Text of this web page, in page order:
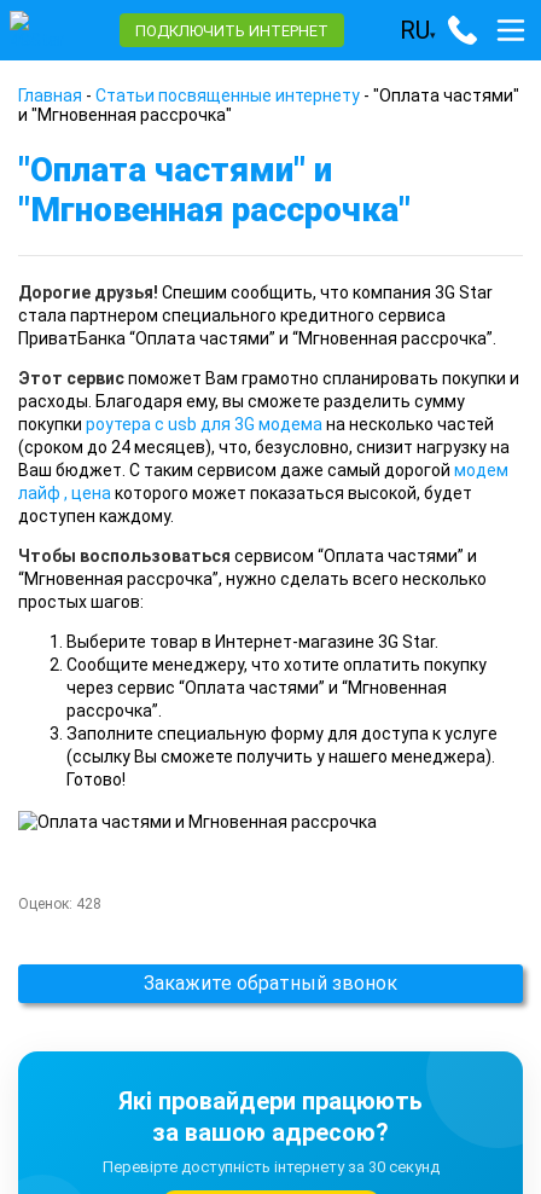
ПОДКЛЮЧИТЬ ИНТЕРНЕТ RU▾
Главная - Статьи посвященные интернету - "Оплата частями"
и "Мгновенная рассрочка"
"Оплата частями" и
"Мгновенная рассрочка"
Дорогие друзья! Спешим сообщить, что компания 3G Star
стала партнером специального кредитного сервиса
ПриватБанка “Оплата частями” и “Мгновенная рассрочка”.
Этот сервиспоможет Вам грамотно спланировать покупки и
расходы. Благодаря ему, вы сможете разделить сумму
покупки роутера с usb для 3G модема на несколько частей
(сроком до 24 месяцев), что, безусловно, снизит нагрузку на
Ваш бюджет. С таким сервисом даже самый дорогой модем
лайф , цена которого может показаться высокой, будет
доступен каждому.
Чтобы воспользоваться сервисом “Оплата частями” и
“Мгновенная рассрочка”, нужно сделать всего несколько
простых шагов:
Выберите товар в Интернет-магазине 3G Star.
Сообщите менеджеру, что хотите оплатить покупку
через сервис “Оплата частями” и “Мгновенная
рассрочка”.
Заполните специальную форму для доступа к услуге
(ссылку Вы сможете получить у нашего менеджера).
Готово!
Оценок: 428
Закажите обратный звонок
Які провайдери працюють
за вашою адресою?
Перевірте доступність інтернету за 30 секунд